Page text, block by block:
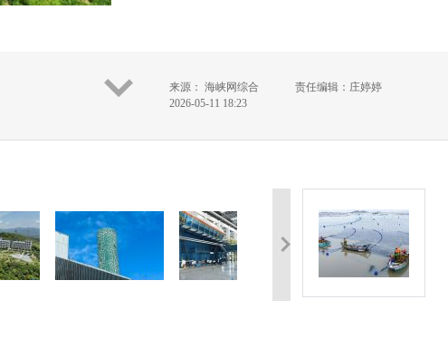
来源： 海峡网综合
2026-05-11 18:23
责任编辑：庄婷婷